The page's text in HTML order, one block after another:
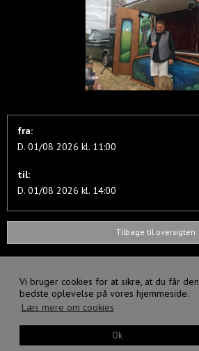
Vi bruger cookies for at sikre, at du får den
bedste oplevelse på vores hjemmeside.
Læs mere om cookies
Ok
fra:
D. 01/08 2026 kl. 11:00
til:
D. 01/08 2026 kl. 14:00
Tilbage til oversigten
Svanen dansk - tjekkisk dukketeater
5000 Odense C
Danmark
Facebook